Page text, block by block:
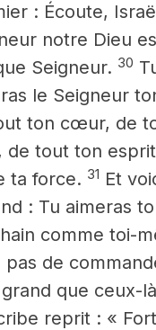
: Écoute,
notre Dieu
Seigneur. 30
le Seigneur
ton cœur, de
de tout ton
ta force. 31 Et
: Tu aimeras
comme toi-
pas de
que ceux-
reprit : «